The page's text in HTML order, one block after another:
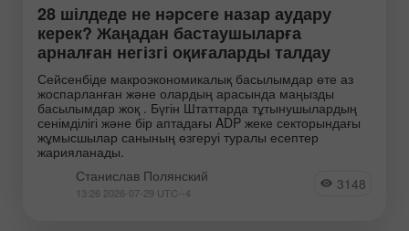
28 шілдеде не нәрсеге назар аудару
керек? Жаңадан бастаушыларға
арналған негізгі оқиғаларды талдау
Сейсенбіде макроэкономикалық басылымдар өте аз
жоспарланған және олардың арасында маңызды
басылымдар жоқ . Бүгін Штаттарда тұтынушылардың
сенімділігі және бір аптадағы ADP жеке секторындағы
жұмысшылар санының өзгеруі туралы есептер
жарияланады.
Станислав Полянский
13:26 2026-07-29 UTC--4 3148